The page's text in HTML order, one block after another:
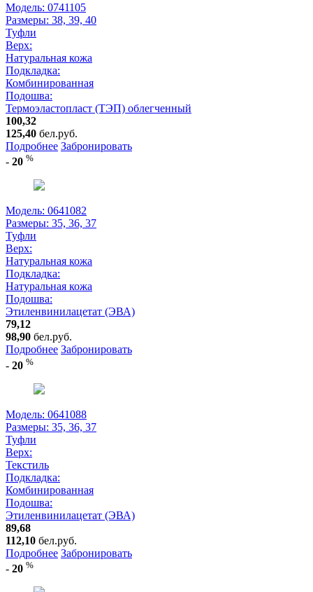
Модель: 0741105
Размеры: 38, 39, 40
Туфли
Верх:
Натуральная кожа
Подкладка:
Комбинированная
Подошва:
Термоэластопласт (ТЭП) облегченный
100,32
125,40 бел.руб.
Подробнее Забронировать
- 20 %
Модель: 0641082
Размеры: 35, 36, 37
Туфли
Верх:
Натуральная кожа
Подкладка:
Натуральная кожа
Подошва:
Этиленвинилацетат (ЭВА)
79,12
98,90 бел.руб.
Подробнее Забронировать
- 20 %
Модель: 0641088
Размеры: 35, 36, 37
Туфли
Верх:
Текстиль
Подкладка:
Комбинированная
Подошва:
Этиленвинилацетат (ЭВА)
89,68
112,10 бел.руб.
Подробнее Забронировать
- 20 %